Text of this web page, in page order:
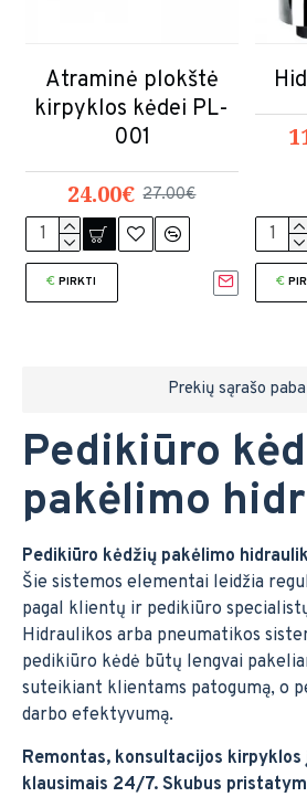
Pedikiūro
pakėlimo
Pedikiūro kėdžių pakėlimo
Šie sistemos elementai leidžia
pagal klientų ir pedikiūro
Hidraulikos arba pneumatikos
pedikiūro kėdė būtų lengvai
suteikiant klientams patogumą, o
darbo efektyvumą.
Remontas, konsultacijos kirpyklos
klausimais 24/7. Skubus
Atraminė plokštė
kirpyklos kėdei PL-
001
24.00€ 27.00€
PIRKTI
Prekių sąrašo